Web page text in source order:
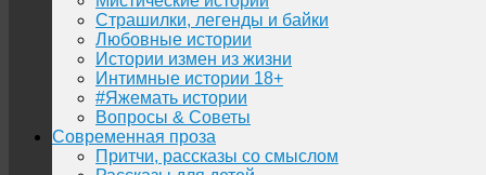
Страшилки, легенды и байки
Любовные истории
Истории измен из жизни
Интимные истории 18+
#Яжемать истории
Вопросы & Советы
Современная проза
Притчи, рассказы со смыслом